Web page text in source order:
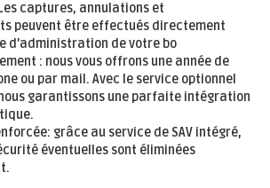
captures, annulations et
peuvent être effectués directement
d’administration de votre bo
: nous vous offrons une année de
ou par mail. Avec le service optionnel
garantissons une parfaite intégration
grâce au service de SAV intégré,
éventuelles sont éliminées